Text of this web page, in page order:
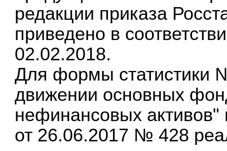
редакции приказа
приведено в
02.02.2018.
Для формы статистики
движении основных
нефинансовых активов"
от 26.06.2017 № 428